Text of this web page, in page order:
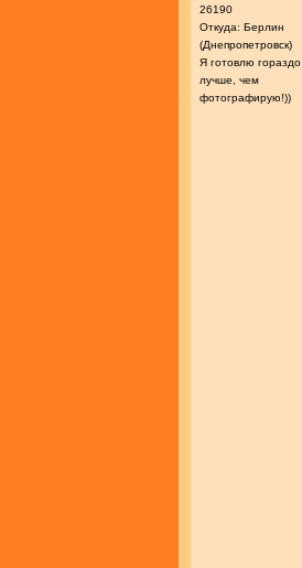
26190
Откуда: Берлин
(Днепропетровск)
Я готовлю гораздо
лучше, чем
фотографирую!))